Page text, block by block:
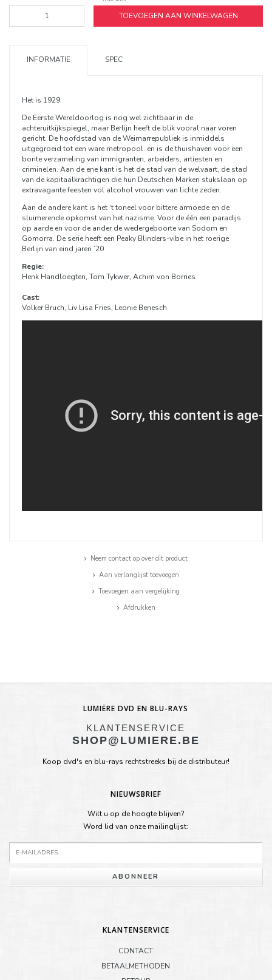
TOEVOEGEN AAN WINKELWAGEN
INFORMATIE SPEC
Het is 1929.
De Eerste Wereldoorlog is nog wel zichtbaar in de
achteruitkijkspiegel, maar Berlijn heeft de blik vooral naar voren
gericht. De hoofdstad van de Weimarrepubliek is inmiddels
uitgegroeid tot een ware metropool. en is de thuishaven voor een
bonte verzameling van immigranten, arbeiders, artiesten en
criminelen. Aan de ene kant is het de stad van de welvaart, de stad
van de kapitaalkrachtigen die hun Deutschen Marken stukslaan op
extravagante feesten vol alcohol vrouwen van lichte zeden.
Aan de andere kant is het ‘t toneel voor bittere armoede en de
sluimerende opkomst van het nazisme. Voor de één een paradijs
op aarde en voor de ander de wedergeboorte van Sodom en
Gomorra. De serie heeft een Peaky Blinders-vibe in het roerige
Berlijn van eind jaren ’20
Regie:
Henk Handloegten, Tom Tykwer, Achim von Borries
Cast:
Volker Bruch, Liv Lisa Fries, Leonie Benesch
Neem contact op over dit product
Aan verlanglijst toevoegen
Toevoegen aan vergelijking
Afdrukken
LUMIÈRE DVD EN BLU-RAYS
KLANTENSERVICE
SHOP@LUMIERE.BE
Koop dvd's en blu-rays rechtstreeks bij de distributeur!
NIEUWSBRIEF
Wilt u op de hoogte blijven?
Word lid van onze mailinglijst:
ABONNEER
KLANTENSERVICE
CONTACT
BETAALMETHODEN